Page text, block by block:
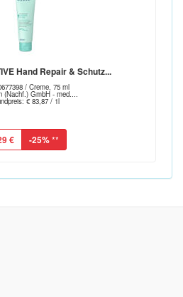
Hand Repair & Schutz...
/ Creme, 75 ml
(Nachf.) GmbH - med....
€ 83,87 / 1l
€ -25%**